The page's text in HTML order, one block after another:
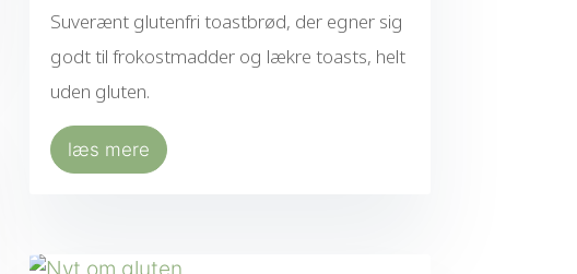
Suverænt glutenfri toastbrød, der egner sig
godt til frokostmadder og lækre toasts, helt
uden gluten.
læs mere